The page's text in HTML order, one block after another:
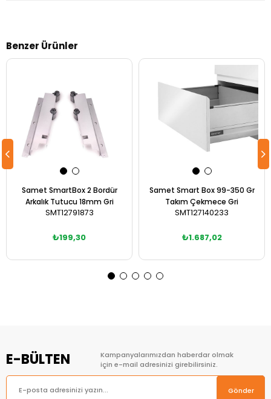
Benzer Ürünler
Samet SmartBox 2 Bordür
Arkalık Tutucu 18mm Gri
SMT12791873
₺199,30
Samet Smart Box 99-350 Gr
Takım Çekmece Gri
SMT127140233
₺1.687,02
E-BÜLTEN
Kampanyalarımızdan haberdar olmak
için e-mail adresinizi girebilirsiniz.
Gönder